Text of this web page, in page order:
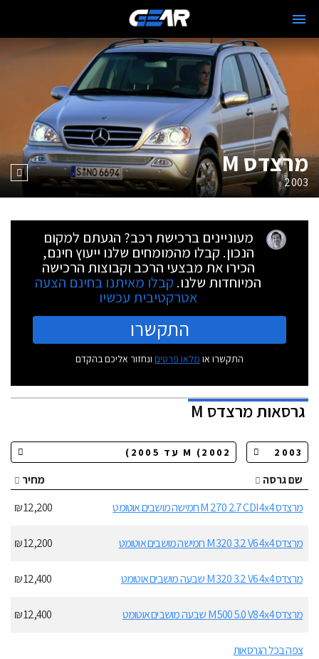
מרצדס M
2003
מעוניינים ברכישת רכב? הגעתם למקום
הנכון. קבלו מהמומחים שלנו ייעוץ חינם,
הכירו את מבצעי הרכב וקבוצות הרכישה
המיוחדות שלנו. קבלו מאיתנו בחינם הצעה
אטרקטיבית עכשיו
התקשרו
התקשרו או מלאו פרטים ונחזור אליכם בהקדם
גרסאותמרצדס M
שם גרסה
מחיר
מרצדס M 270 2.7 CDI 4x4 חמישה מושבים אוטומט
12,200 ₪
מרצדס M 320 3.2 V6 4x4 חמישה מושבים אוטומט 12,200 ₪
מרצדס M 320 3.2 V6 4x4 שבעה מושבים אוטומט 12,400 ₪
מרצדס M 500 5.0 V8 4x4 שבעה מושבים אוטומט 12,400 ₪
צפה בכל הגרסאות